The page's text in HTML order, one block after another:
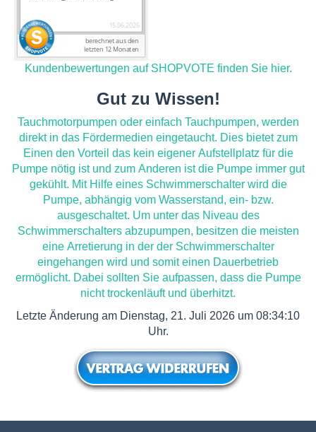
Kundenbewertungen auf SHOPVOTE finden Sie hier.
Gut zu Wissen!
Tauchmotorpumpen oder einfach Tauchpumpen, werden
direkt in das Fördermedien eingetaucht. Dies bietet zum
Einen den Vorteil das kein eigener Aufstellplatz für die
Pumpe nötig ist und zum Anderen ist die Pumpe immer gut
gekühlt. Mit Hilfe eines Schwimmerschalter wird die
Pumpe, abhängig vom Wasserstand, ein- bzw.
ausgeschaltet. Um unter das Niveau des
Schwimmerschalters abzupumpen, besitzen die meisten
eine Arretierung in der der Schwimmerschalter
eingehangen wird und somit einen Dauerbetrieb
ermöglicht. Dabei sollten Sie aufpassen, dass die Pumpe
nicht trockenläuft und überhitzt.
Letzte Änderung am Dienstag, 21. Juli 2026 um 08:34:10
Uhr.